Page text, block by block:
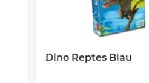
Dino Reptes Blau